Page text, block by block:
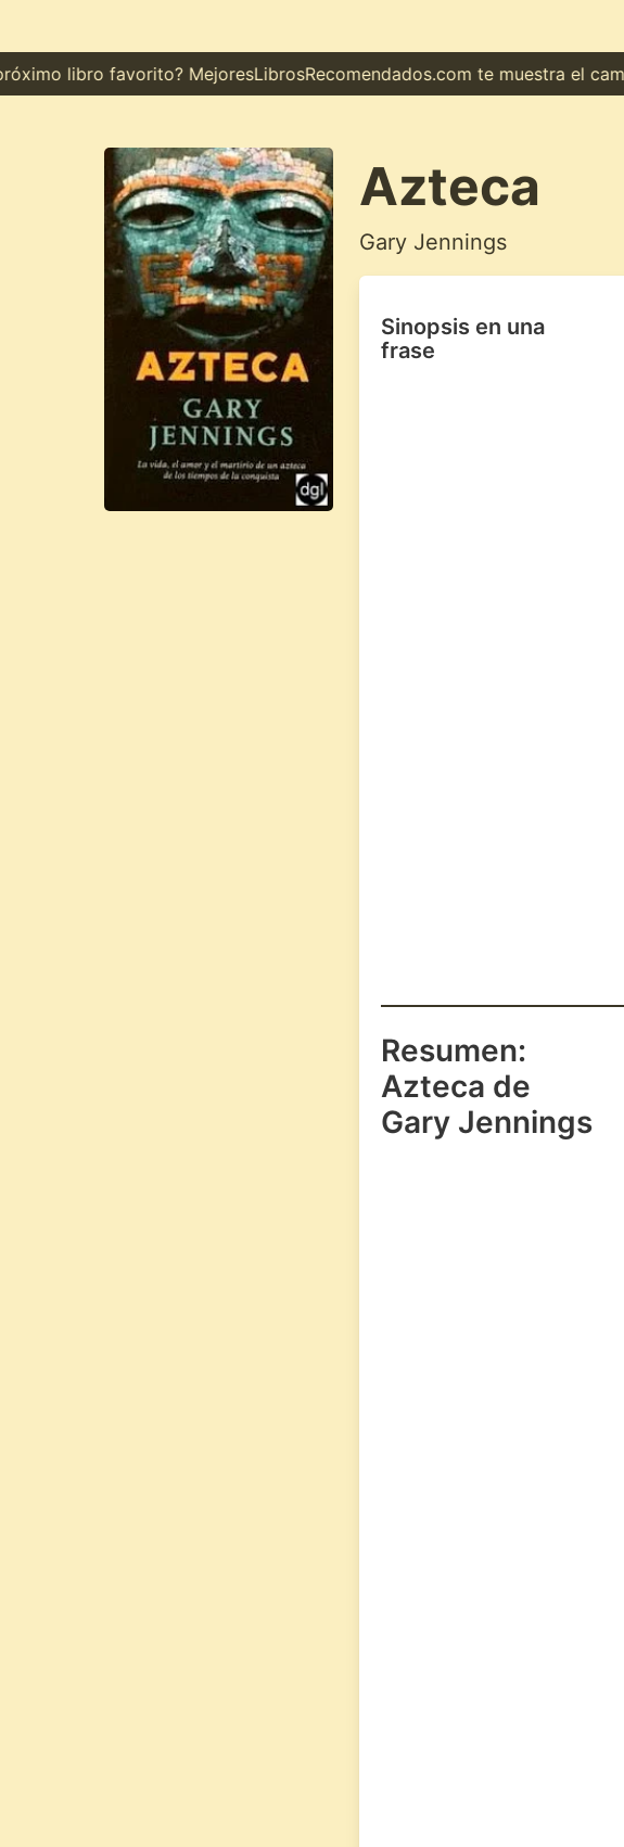
libro favorito? MejoresLibrosRecomendados.com te muestra el camino
Azteca
Gary Jennings
Sinopsis en una
frase
Resumen:
Azteca de
Gary Jennings